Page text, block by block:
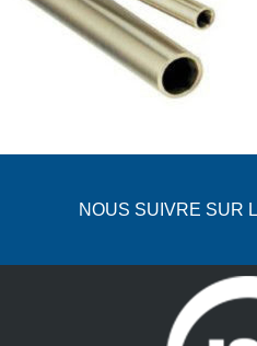
NOUS SUIVRE SUR